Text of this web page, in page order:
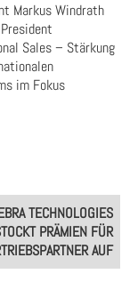
Markus Windrath
Sales – Stärkung
im Fokus
TECHNOLOGIES
PRÄMIEN FÜR
AUF